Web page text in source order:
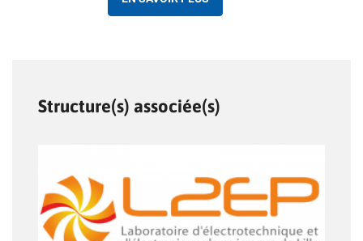
Structure(s) associée(s)